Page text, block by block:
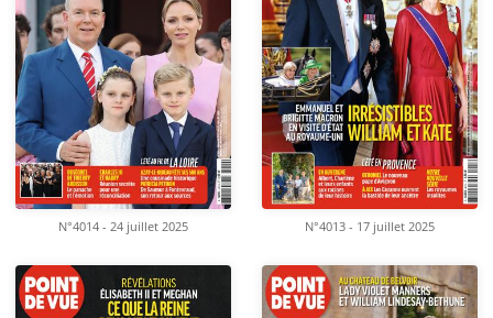
N°4014 - 24 juillet 2025 N°4013 - 17 juillet 2025